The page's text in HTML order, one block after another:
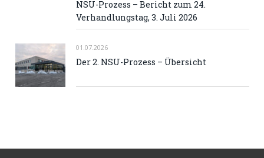
NSU-Prozess – Bericht zum 24.
Verhandlungstag, 3. Juli 2026
01.07.2026
Der 2. NSU-Prozess – Übersicht